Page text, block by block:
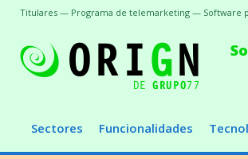
Sectores Funcionalidades
Titulares — Programa de telemarketing — Software